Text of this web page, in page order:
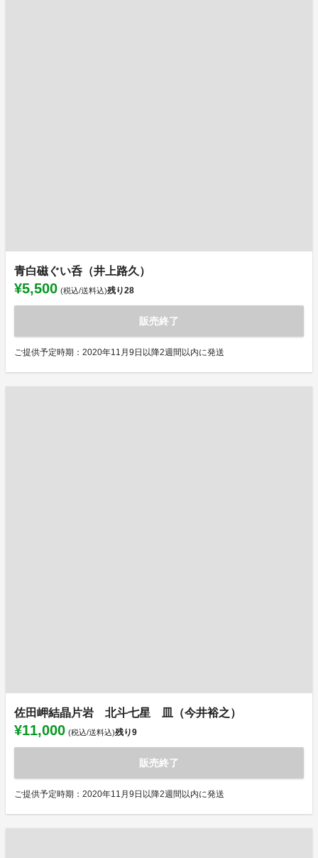
青白磁ぐい呑（井上路久）
¥5,500 (税込/送料込)残り28
販売終了
ご提供予定時期：2020年11月9日以降2週間以内に発送
佐田岬結晶片岩 北斗七星 皿（今井裕之）
¥11,000 (税込/送料込)残り9
販売終了
ご提供予定時期：2020年11月9日以降2週間以内に発送